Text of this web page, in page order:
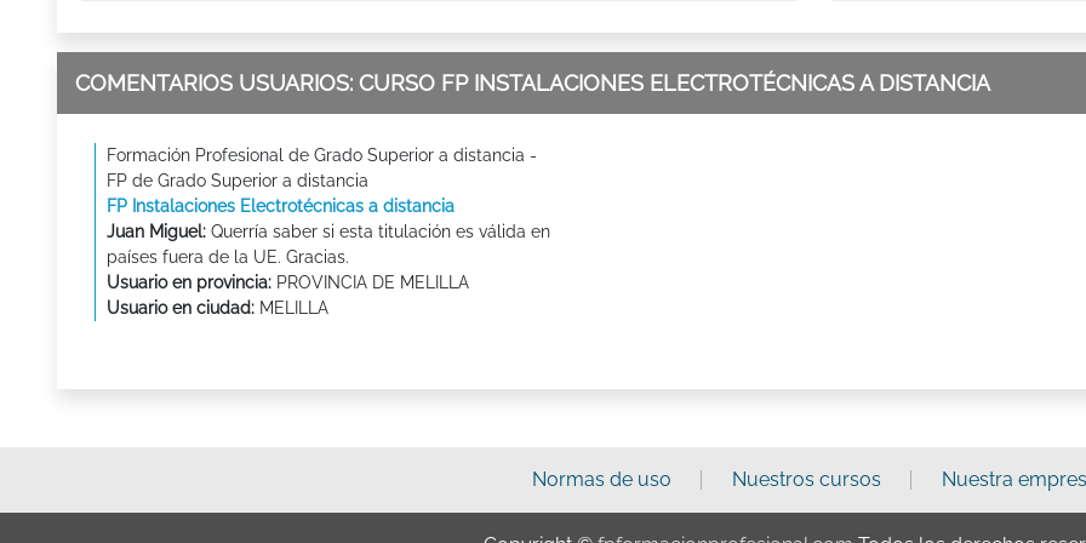
COMENTARIOS USUARIOS: CURSO FP INSTALACIONES ELECTROTÉCNICAS A DISTANCIA
Formación Profesional de Grado Superior a distancia -
FP de Grado Superior a distancia
FP Instalaciones Electrotécnicas a distancia
Juan Miguel: Querría saber si esta titulación es válida en
países fuera de la UE. Gracias.
Usuario en provincia: PROVINCIA DE MELILLA
Usuario en ciudad: MELILLA
Normas de uso Nuestros cursos Nuestra